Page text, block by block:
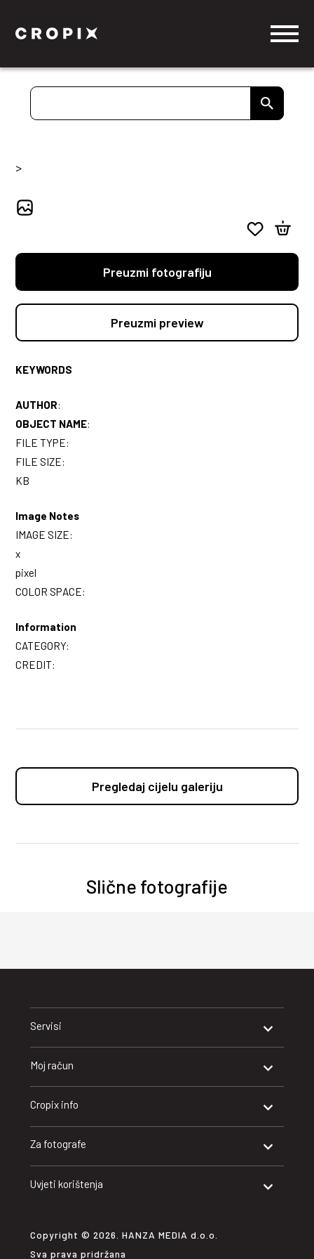
>
Preuzmi fotografiju
Preuzmi preview
KEYWORDS
AUTHOR:
OBJECT NAME:
FILE TYPE:
FILE SIZE:
KB
Image Notes
IMAGE SIZE:
x
pixel
COLOR SPACE:
Information
CATEGORY:
CREDIT:
Pregledaj cijelu galeriju
Slične fotografije
Servisi
Moj račun
Cropix info
Za fotografe
Uvjeti korištenja
Copyright © 2026. HANZA MEDIA d.o.o.
Sva prava pridržana